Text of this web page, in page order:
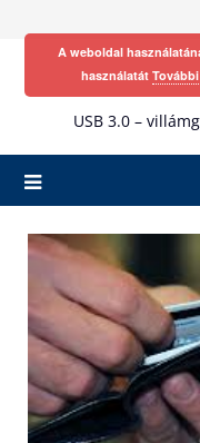
USB 3.0 –
A weboldal
használatát